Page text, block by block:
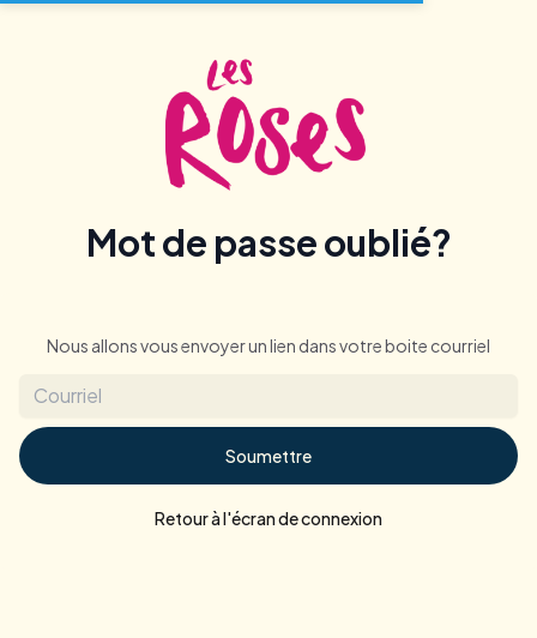
Mot de passe oublié?
Nous allons vous envoyer un lien dans votre boite courriel
Soumettre
Retour à l'écran de connexion